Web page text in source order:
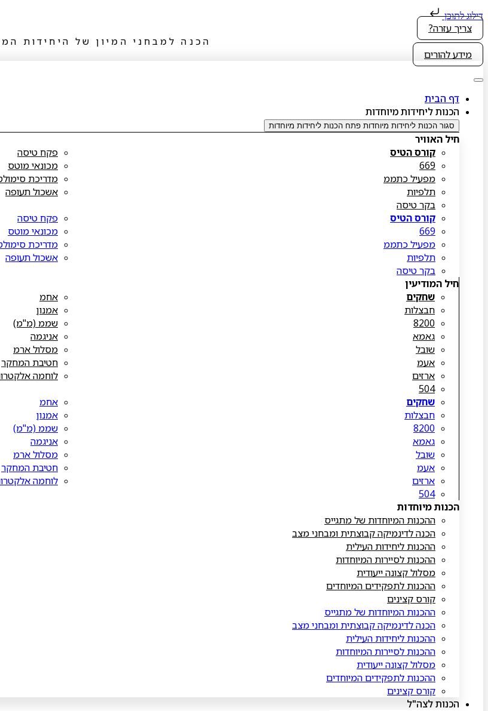
דילוג לתוכן
צריך עזרה?
הכנה למבחני המיון של היחידות
מידע להורים
דף הבית
הכנות ליחידות מיוחדות
סגור הכנות ליחידות מיוחדות פתח הכנות ליחידות מיוחדות
חיל האוויר
קורס הטיס
669
מפעיל כתממ
תלפיות
בקר טיסה
פקח טיסה
מכונאי מוטס
מדריכת
אשכול תעופה
קורס הטיס
669
מפעיל כתממ
תלפיות
בקר טיסה
פקח טיסה
מכונאי מוטס
מדריכת
אשכול תעופה
חיל המודיעין
שחקים
חבצלות
8200
גאמא
שובל
אעמ
ארזים
504
אחמ
אמנון
שממ (מ"מ)
אניגמה
מסלול ארמ
חטיבת המחקר
לוחמה
שחקים
חבצלות
8200
גאמא
שובל
אעמ
ארזים
504
אחמ
אמנון
שממ (מ"מ)
אניגמה
מסלול ארמ
חטיבת המחקר
לוחמה
הכנות מיוחדות
ההכנות המיוחדות של מתגייס
הכנה לדינמיקה קבוצתית ומבחני מצב
ההכנות ליחידות העילית
ההכנות לסיירות המיוחדות
מסלול קצונה ייעודית
ההכנות לתפקידים המיוחדים
קורס קצינים
ההכנות המיוחדות של מתגייס
הכנה לדינמיקה קבוצתית ומבחני מצב
ההכנות ליחידות העילית
ההכנות לסיירות המיוחדות
מסלול קצונה ייעודית
ההכנות לתפקידים המיוחדים
קורס קצינים
הכנות לצה"ל